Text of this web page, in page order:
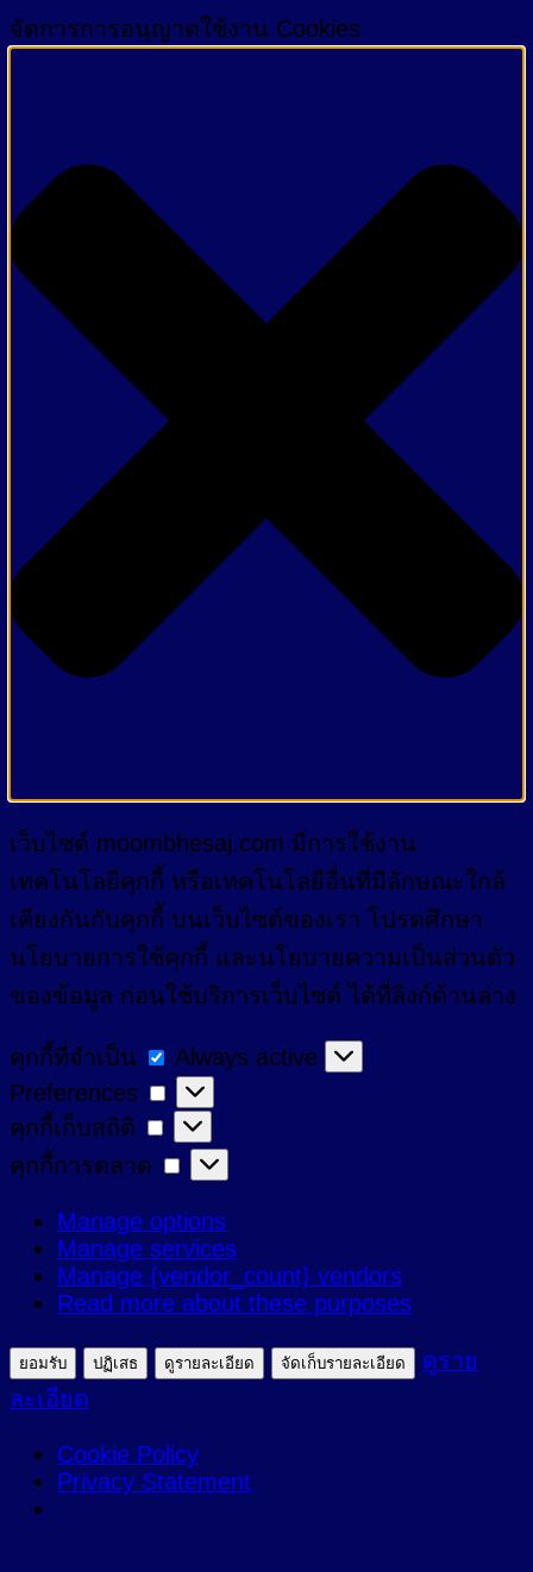
จัดการการอนุญาตใช้งาน Cookies
เว็บไซต์ moombhesaj.com มีการใช้งาน
เทคโนโลยีคุกกี้ หรือเทคโนโลยีอื่นที่มีลักษณะใกล้
เคียงกันกับคุกกี้ บนเว็บไซต์ของเรา โปรดศึกษา
นโยบายการใช้คุกกี้ และนโยบายความเป็นส่วนตัว
ของข้อมูล ก่อนใช้บริการเว็บไซต์ ได้ที่ลิงก์ด้านล่าง
คุกกี้ที่จำเป็น
คุกกี้
ที่
จำเป็น
Always active
Preferences
Preferences
คุกกี้เก็บสถิติ
คุกกี้
เก็บ
คุกกี้การตลาด
คุกกี้
ตลาด
Manage options
Manage services
Manage {vendor_count} vendors
Read more about these purposes
ยอมรับ ปฏิเสธ ดูรายละเอียด จัดเก็บรายละเอียด
ดูราย
ละเอียด
Cookie Policy
Privacy Statement